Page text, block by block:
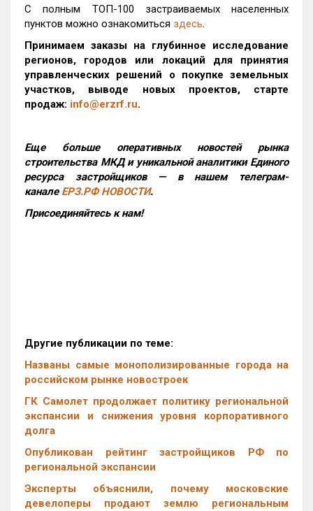
С полным ТОП-100 застраиваемых населенных
пунктов можно ознакомиться здесь.
Принимаем заказы на глубинное исследование
регионов, городов или локаций для принятия
управленческих решений о покупке земельных
участков, выводе новых проектов, старте
продаж: info@erzrf.ru.
Еще больше оперативных новостей рынка
строительства МКД и уникальной аналитики Единого
ресурса застройщиков — в нашем телеграм-
канале ЕРЗ.РФ НОВОСТИ.
Присоединяйтесь к нам!
Другие публикации по теме:
Названы самые монополизированные города на
российском рынке новостроек
ГК Самолет продолжает политику региональной
экспансии и снижения уровня корпоративного
долга
Опубликован рейтинг застройщиков РФ по
региональной экспансии
Эксперты объяснили, почему московские
девелоперы продают землю региональным